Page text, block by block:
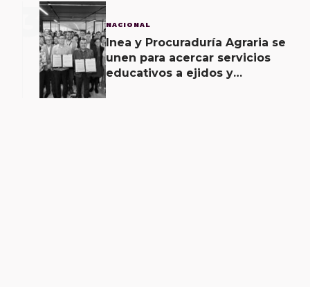
3 NACIONAL
Inea y Procuraduría Agraria se
unen para acercar servicios
educativos a ejidos y